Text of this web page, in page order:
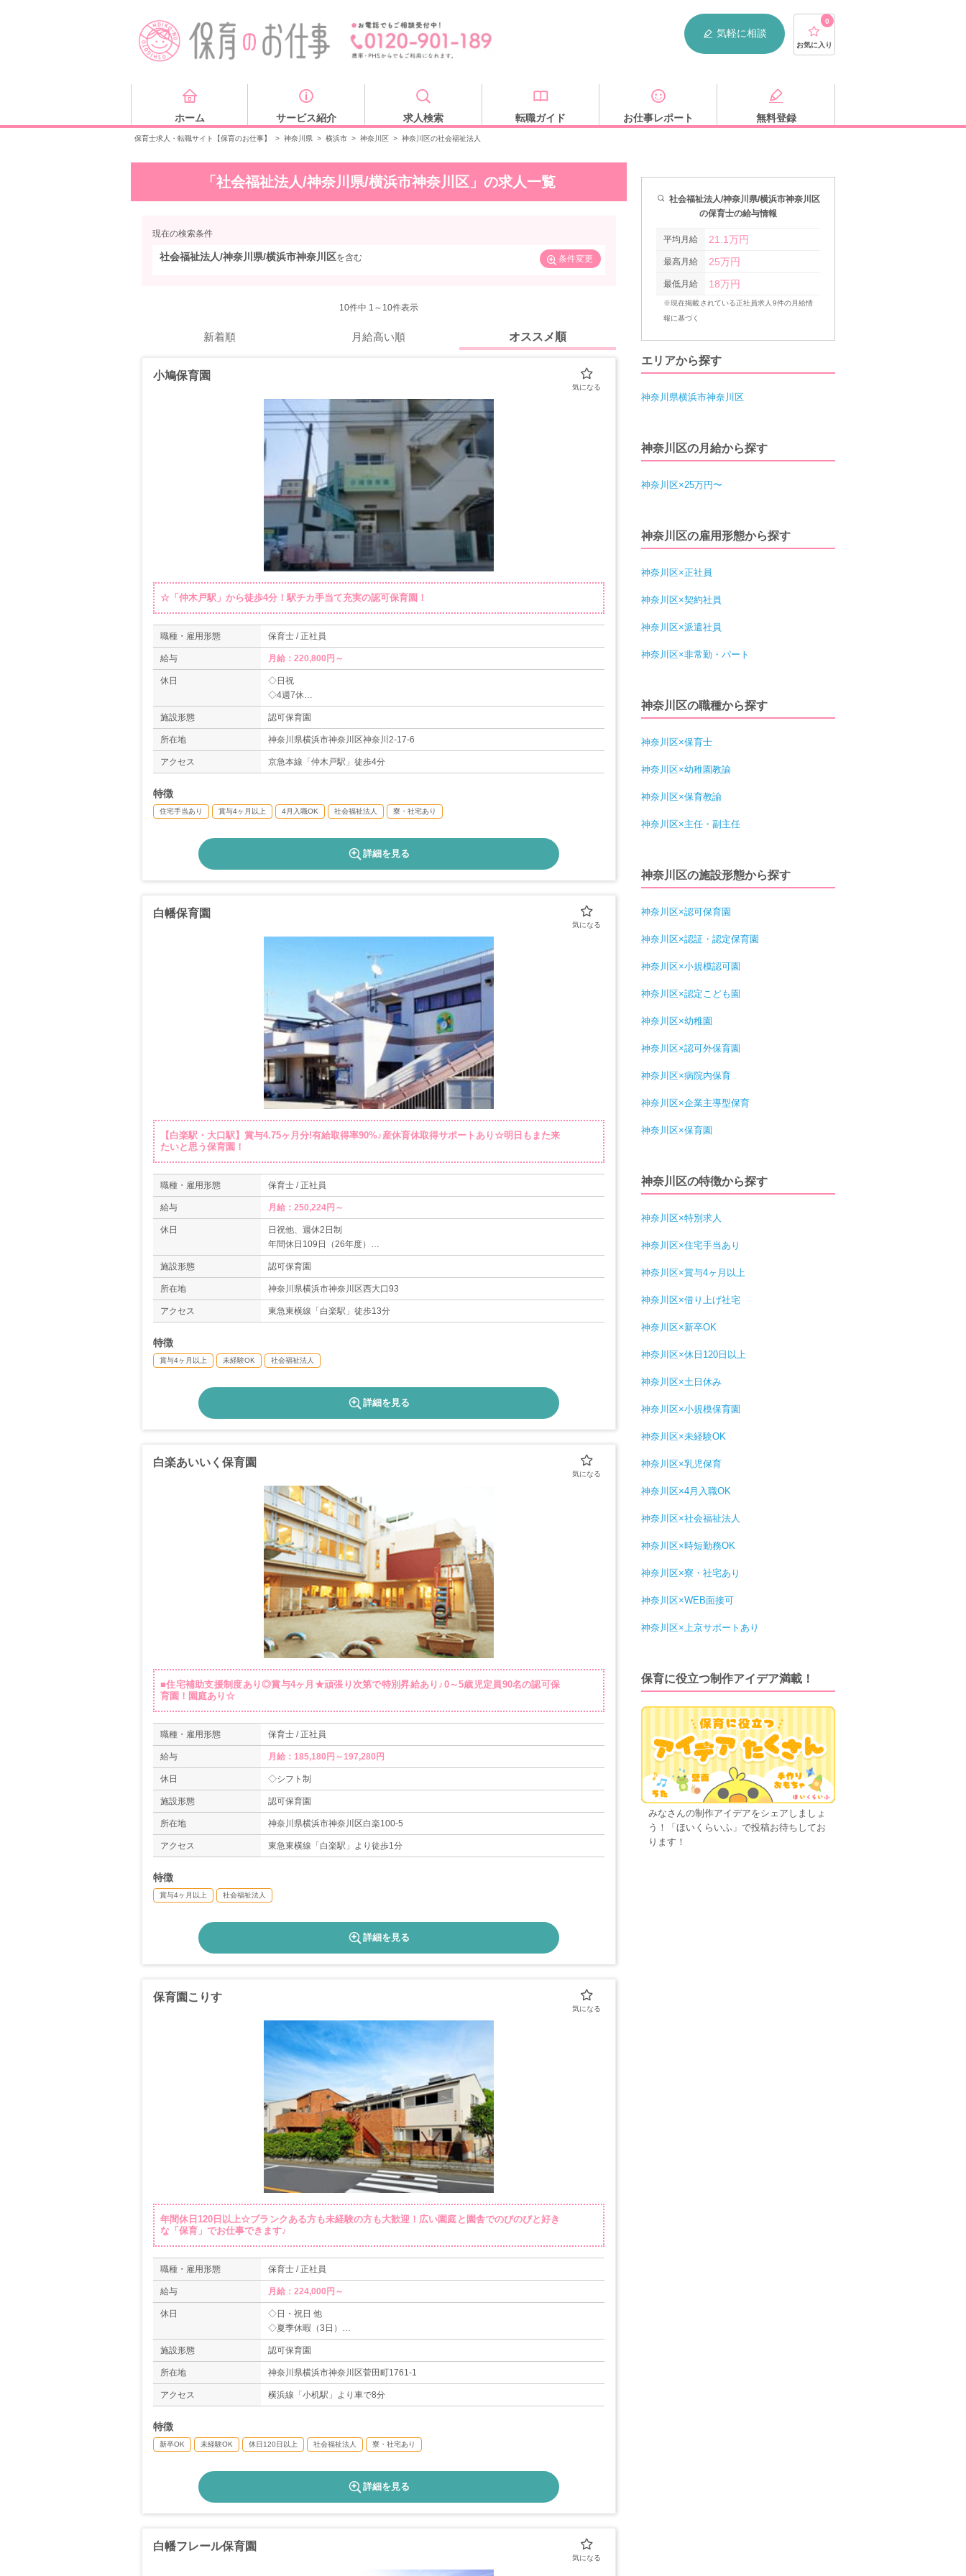
気軽に相談
0
お気に入り
ホーム サービス紹介 求人検索 転職ガイド お仕事レポート 無料登録
保育士求人・転職サイト【保育のお仕事】 > 神奈川県 > 横浜市 > 神奈川区 > 神奈川区の社会福祉法人
「社会福祉法人/神奈川県/横浜市神奈川区」の求人一覧
現在の検索条件
社会福祉法人/神奈川県/横浜市神奈川区を含む 条件変更
10件中 1～10件表示
新着順 月給高い順 オススメ順
小鳩保育園
☆「仲木戸駅」から徒歩4分！駅チカ手当て充実の認可保育園！
職種・雇用形態 保育士 / 正社員
給与 月給：220,800円～
休日
◇日祝
◇4週7休
◇年末年始
◇有給休暇年10日
◇保健休暇（有給休暇とは別に、毎月1回休暇を取ることができます。）※採用3ヶ月
経過後
施設形態 認可保育園
所在地 神奈川県横浜市神奈川区神奈川2-17-6
アクセス 京急本線「仲木戸駅」徒歩4分
特徴
住宅手当あり 賞与4ヶ月以上 4月入職OK 社会福祉法人 寮・社宅あり
詳細を見る
白幡保育園
【白楽駅・大口駅】賞与4.75ヶ月分!有給取得率90%♪産休育休取得サポートあり☆明日もまた来
たいと思う保育園！
職種・雇用形態 保育士 / 正社員
給与 月給：250,224円～
休日
日祝他、週休2日制
年間休日109日（26年度）
有給休暇（6ヶ月経過後10日）
年末年始12/29～1/3
夏期休暇3日間
施設形態 認可保育園
所在地 神奈川県横浜市神奈川区西大口93
アクセス 東急東横線「白楽駅」徒歩13分
特徴
賞与4ヶ月以上 未経験OK 社会福祉法人
詳細を見る
白楽あいいく保育園
■住宅補助支援制度あり◎賞与4ヶ月★頑張り次第で特別昇給あり♪0～5歳児定員90名の認可保
育園！園庭あり☆
職種・雇用形態 保育士 / 正社員
給与 月給：185,180円～197,280円
休日 ◇シフト制
施設形態 認可保育園
所在地 神奈川県横浜市神奈川区白楽100-5
アクセス 東急東横線「白楽駅」より徒歩1分
特徴
賞与4ヶ月以上 社会福祉法人
詳細を見る
保育園こりす
年間休日120日以上☆ブランクある方も未経験の方も大歓迎！広い園庭と園舎でのびのびと好き
な「保育」でお仕事できます♪
職種・雇用形態 保育士 / 正社員
給与 月給：224,000円～
休日
◇日・祝日 他
◇夏季休暇（3日）
◇年末年始休暇（12/29～1/3）
◇有給休暇
◇育児休暇
＊年間休日：123日
＊土曜勤務：月1～2回程度（休日出勤手当あり）
施設形態 認可保育園
所在地 神奈川県横浜市神奈川区菅田町1761-1
アクセス 横浜線「小机駅」より車で8分
特徴
新卒OK 未経験OK 休日120日以上 社会福祉法人 寮・社宅あり
詳細を見る
白幡フレール保育園
社会福祉法人/神奈川県/横浜市神奈川区
の保育士の給与情報
平均月給 21.1万円
最高月給 25万円
最低月給 18万円
※現在掲載されている正社員求人9件の月給情
報に基づく
エリアから探す
神奈川県横浜市神奈川区
神奈川区の月給から探す
神奈川区×25万円〜
神奈川区の雇用形態から探す
神奈川区×正社員
神奈川区×契約社員
神奈川区×派遣社員
神奈川区×非常勤・パート
神奈川区の職種から探す
神奈川区×保育士
神奈川区×幼稚園教諭
神奈川区×保育教諭
神奈川区×主任・副主任
神奈川区の施設形態から探す
神奈川区×認可保育園
神奈川区×認証・認定保育園
神奈川区×小規模認可園
神奈川区×認定こども園
神奈川区×幼稚園
神奈川区×認可外保育園
神奈川区×病院内保育
神奈川区×企業主導型保育
神奈川区×保育園
神奈川区の特徴から探す
神奈川区×特別求人
神奈川区×住宅手当あり
神奈川区×賞与4ヶ月以上
神奈川区×借り上げ社宅
神奈川区×新卒OK
神奈川区×休日120日以上
神奈川区×土日休み
神奈川区×小規模保育園
神奈川区×未経験OK
神奈川区×乳児保育
神奈川区×4月入職OK
神奈川区×社会福祉法人
神奈川区×時短勤務OK
神奈川区×寮・社宅あり
神奈川区×WEB面接可
神奈川区×上京サポートあり
保育に役立つ制作アイデア満載！
みなさんの制作アイデアをシェアしましょ
う！「ほいくらいふ」で投稿お待ちしてお
ります！